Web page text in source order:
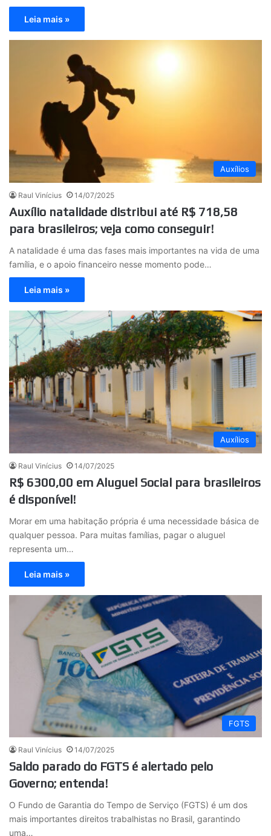
Leia mais »
Auxílios
Raul Vinícius 14/07/2025
Auxílio natalidade distribui até R$ 718,58
para brasileiros; veja como conseguir!
A natalidade é uma das fases mais importantes na vida de uma
família, e o apoio financeiro nesse momento pode…
Leia mais »
Auxílios
Raul Vinícius 14/07/2025
R$ 6300,00 em Aluguel Social para brasileiros
é disponível!
Morar em uma habitação própria é uma necessidade básica de
qualquer pessoa. Para muitas famílias, pagar o aluguel
representa um…
Leia mais »
FGTS
Raul Vinícius 14/07/2025
Saldo parado do FGTS é alertado pelo
Governo; entenda!
O Fundo de Garantia do Tempo de Serviço (FGTS) é um dos
mais importantes direitos trabalhistas no Brasil, garantindo
uma…